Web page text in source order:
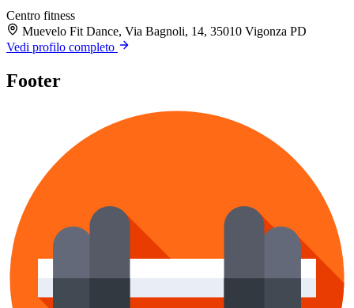
Centro fitness
Muevelo Fit Dance, Via Bagnoli, 14, 35010 Vigonza PD
Vedi profilo completo
Footer